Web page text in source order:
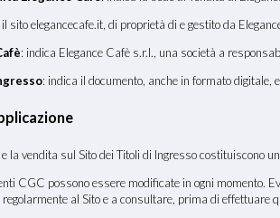
sito elegancecafe.it, di proprietà di e gestito da
: indica Elegance Cafè s.r.l., una società a
: indica il documento, anche in formato digitale,
e la vendita sul Sito dei Titoli di Ingresso
CGC possono essere modificate in ogni momento.
regolarmente al Sito e a consultare, prima di